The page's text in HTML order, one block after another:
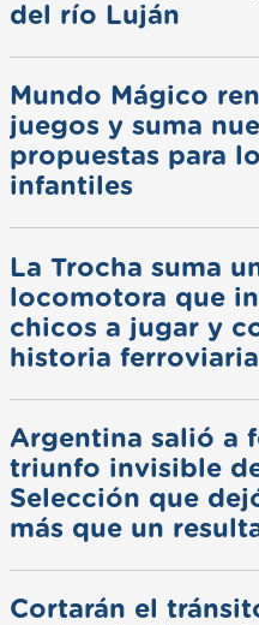
del río Luján
Mundo Mágico
juegos y suma
propuestas para
infantiles
La Trocha suma
locomotora que
chicos a jugar y
historia ferroviaria
Argentina salió a
triunfo invisible
Selección que
más que un
Cortarán el